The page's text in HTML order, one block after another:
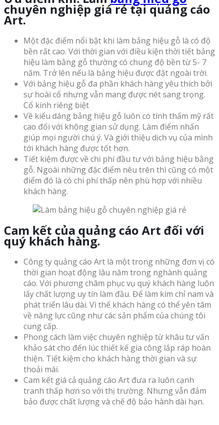
chuyên nghiệp giá rẻ tại quảng cáo
Art.
Một đặc điểm nổi bật khi làm bảng hiệu gỗ là có độ
bền rất cao. Với thời gian với điều kiện thời tiết bảng
hiệu làm bằng gỗ thường có chung độ bền từ 5- 7
năm. Trở lên nếu là bảng hiệu được đặt ngoài trời.
Với bảng hiệu gỗ đa phần khách hàng yêu thích bởi
sự hoài cổ nhưng vẫn mang được nét sang trọng.
Cổ kính riêng biệt
Về kiểu dáng bảng hiệu gỗ luôn có tính thẩm mỹ rất
cao đối với không gian sử dụng. Làm điểm nhấn
giúp mọi người chú ý. Và giới thiệu dịch vụ của mình
tới khách hàng được tốt hơn.
Tiết kiệm được về chi phí đầu tư với bảng hiệu bằng
gỗ. Ngoài những đặc điểm nêu trên thì cũng có một
điểm đó là có chi phí thấp nên phù hợp với nhiều
khách hàng.
Cam kết của quảng cáo Art đối với
quý khách hàng.
Công ty quảng cáo Art là một trong những đơn vị có
thời gian hoạt động lâu năm trong nghành quảng
cáo. Với phương châm phục vụ quý khách hàng luôn
lấy chất lượng uy tín làm đầu. Để làm kim chỉ nam và
phát triển lâu dài. Vì thế khách hàng có thể yên tâm
về năng lực cũng như các sản phẩm của chúng tôi
cung cấp.
Phong cách làm việc chuyên nghiệp từ khâu tư vấn
khảo sát cho đến lúc thiết kế gia công lắp ráp hoàn
thiện. Tiết kiệm cho khách hàng thời gian và sự
thoải mái.
Cam kết giá cả quảng cáo Art đưa ra luôn cạnh
tranh thấp hơn so với thị trường. Nhưng vẫn đảm
bảo được chất lượng và chế độ bảo hành dài hạn.